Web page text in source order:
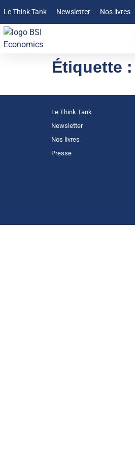
Le Think Tank Newsletter Nos livres
Étiquette :
Le Think Tank
Newsletter
Nos livres
Presse